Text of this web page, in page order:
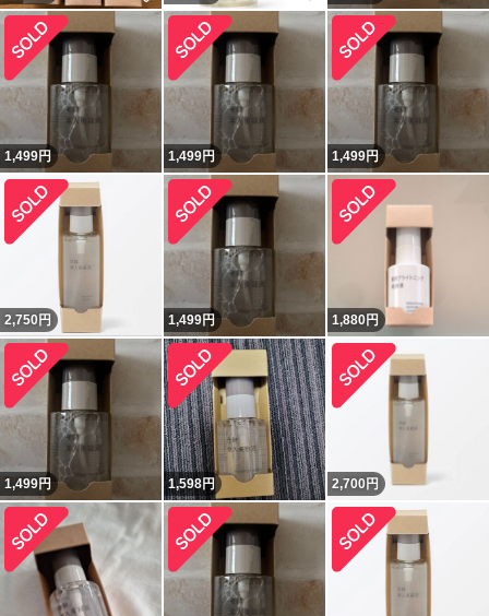
1,499円 1,499円 1,499円
2,750 円 1,499円 1,880円
1,499円 1,598円 2,700 円